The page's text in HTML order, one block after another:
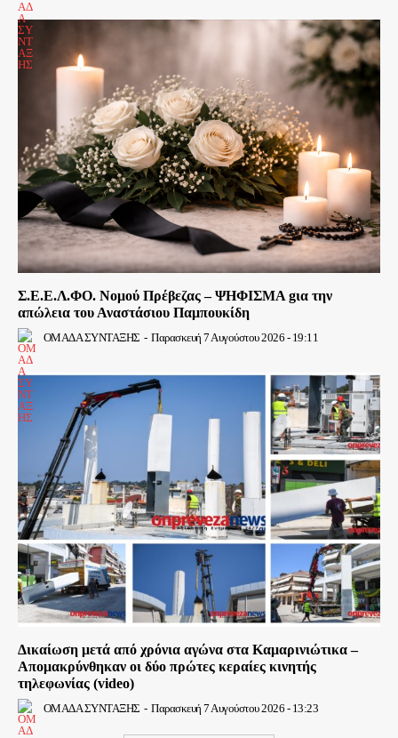
Σ.Ε.Ε.Λ.ΦΟ. Νομού Πρέβεζας – ΨΗΦΙΣΜΑ gια την
απώλεια του Αναστάσιου Παμπουκίδη
ΟΜΑΔΑ ΣΥΝΤΑΞΗΣ - Παρασκευή 7 Αυγούστου 2026 - 19:11
Δικαίωση μετά από χρόνια αγώνα στα Καμαρινιώτικα –
Απομακρύνθηκαν οι δύο πρώτες κεραίες κινητής
τηλεφωνίας (video)
ΟΜΑΔΑ ΣΥΝΤΑΞΗΣ - Παρασκευή 7 Αυγούστου 2026 - 13:23